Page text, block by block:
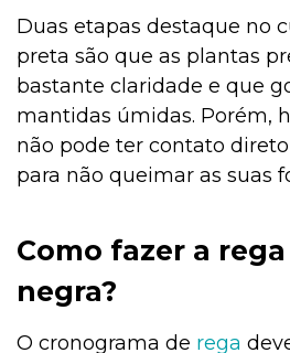
Duas etapas destaque no
preta são que as plantas
bastante claridade e que
mantidas úmidas. Porém,
não pode ter contato
para não queimar as suas
Como fazer a
negra?
O cronograma de rega